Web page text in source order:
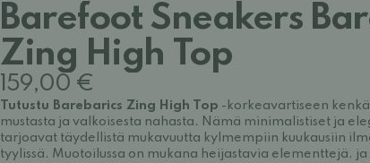
Barefoot Sneakers
Zing High Top
159,00 €
Tutustu Barebarics Zing High Top -korkeavartiseen
mustasta ja valkoisesta nahasta. Nämä minimalistiset ja
tarjoavat täydellistä mukavuutta kylmempiin kuukausiin
tyylissä. Muotoilussa on mukana heijastavia elementtejä,